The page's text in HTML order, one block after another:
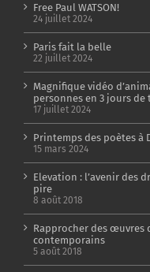
Free Paul WATSON!
24 juillet 2024
Paris fait la belle
22 juillet 2024
Magnifique vidéo
personnes en 3 jours de
17 juillet 2024
Printemps des poètes à
15 mars 2024
Elevation : l’avenir des
pire
8 août 2018
Rapprocher des œuvres
contemporains
5 août 2018